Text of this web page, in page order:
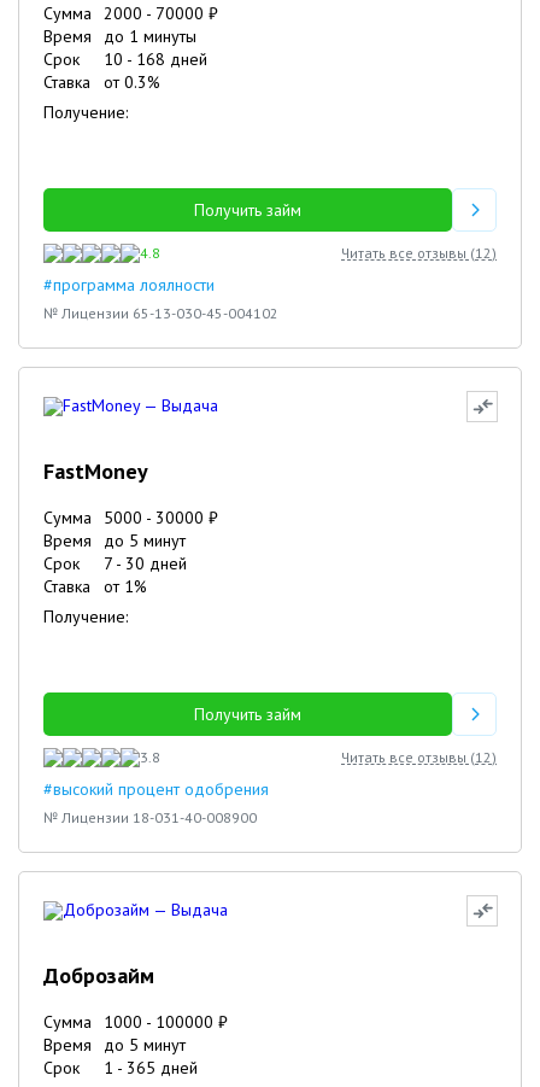
Сумма 2000 - 70000 ₽
Время
до 1 минуты
Срок
10 - 168 дней
Ставка
от0.3%
Получение:
Получить займ
4.8 Читать все отзывы (12)
#программа лоялности
№ Лицензии 65-13-030-45-004102
FastMoney
Сумма 5000 - 30000 ₽
Время
до 5 минут
Срок
7 - 30 дней
Ставка
от 1%
Получение:
Получить займ
3.8 Читать все отзывы (12)
#высокий процент одобрения
№ Лицензии 18-031-40-008900
Доброзайм
Сумма 1000 - 100000 ₽
Время
до 5 минут
Срок
1 - 365 дней